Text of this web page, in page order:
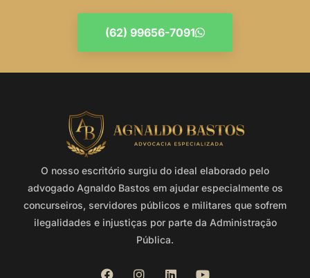
(62) 99656-7091
O nosso escritório surgiu do ideal elaborado pelo
advogado Agnaldo Bastos em ajudar especialmente os
concurseiros, servidores públicos e militares que sofrem
ilegalidades e injustiças por parte da Administração
Pública.